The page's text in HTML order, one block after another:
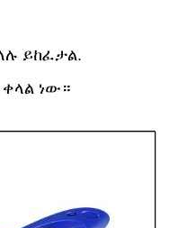
ይከፈታል.
ነው።